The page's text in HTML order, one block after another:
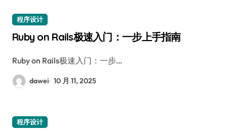
程序设计
Ruby on Rails极速入门：一步上手指南
Ruby on Rails极速入门：一步…
dawei 10 月 11, 2025
程序设计